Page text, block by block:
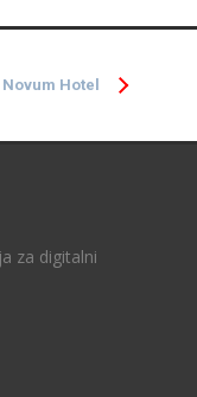
Novum Hotel
za digitalni